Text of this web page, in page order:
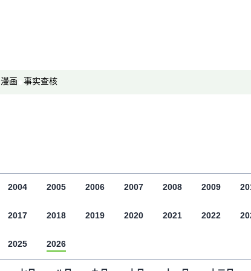
漫画 事实查核
报导者时间
纵横大历史
2004 2005 2006 2007 2008 2009
2017 2018 2019 2020 2021 2022
2025 2026